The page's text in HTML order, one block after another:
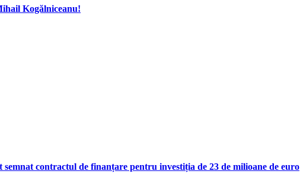
Kogălniceanu!
contractul de finanțare pentru investiția de 23 de milioane de euro